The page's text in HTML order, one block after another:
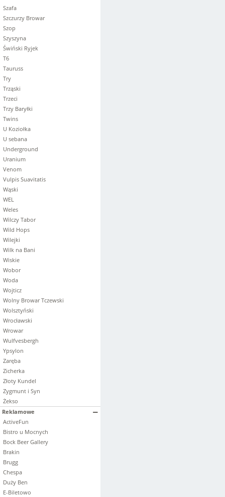
Szafa
Szczurzy Browar
Szop
Szyszyna
Świński Ryjek
T6
Tauruss
Try
Trząski
Trzeci
Trzy Baryłki
Twins
U Koziołka
U sebana
Underground
Uranium
Venom
Vulpis Suavitatis
Wąski
WEL
Weles
Wilczy Tabor
Wild Hops
Wilejki
Wilk na Bani
Wiskie
Wobor
Woda
Wojticz
Wolny Browar Tczewski
Wolsztyński
Wrocławski
Wrowar
Wulfvesbergh
Ypsylon
Zaręba
Zicherka
Złoty Kundel
Zygmunt i Syn
Żekso
Reklamowe
ActiveFun
Bistro u Mocnych
Bock Beer Gallery
Brakin
Brugg
Chespa
Duży Ben
E-Biletowo